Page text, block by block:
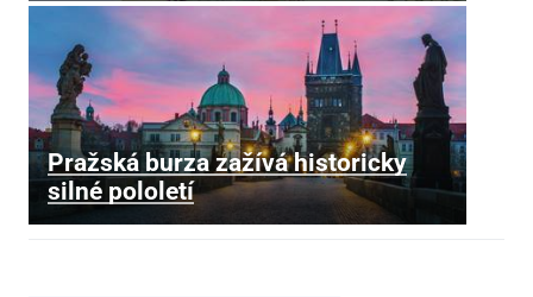
Pražská burza zažívá historicky
silné pololetí